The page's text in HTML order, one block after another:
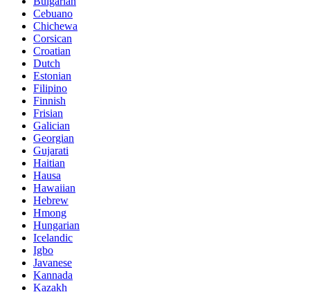
Cebuano
Chichewa
Corsican
Croatian
Dutch
Estonian
Filipino
Finnish
Frisian
Galician
Georgian
Gujarati
Haitian
Hausa
Hawaiian
Hebrew
Hmong
Hungarian
Icelandic
Igbo
Javanese
Kannada
Kazakh